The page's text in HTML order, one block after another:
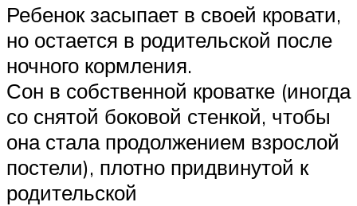
Ребенок засыпает в своей кровати,
но остается в родительской после
ночного кормления.
Сон в собственной кроватке (иногда
со снятой боковой стенкой, чтобы
она стала продолжением взрослой
постели), плотно придвинутой к
родительской